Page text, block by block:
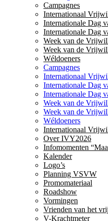
Campagnes
Internationaal
Internationale Dag
Internationale Dag
Week van de
Week van de
Wéldoeners
Campagnes
Internationaal
Internationale Dag
Internationale Dag
Week van de
Week van de
Wéldoeners
Internationaal
Over IVY2026
Infomomenten
Kalender
Logo’s
Planning VSVW
Promomateriaal
Roadshow
Vormingen
Vrienden van het
V-Krachtmeter